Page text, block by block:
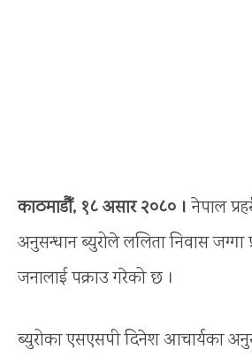
काठमाडौँ, १८ असार २०८० । नेपाल
अनुसन्धान ब्युरोले ललिता निवास जग्गा
जनालाई पक्राउ गरेको छ ।
ब्युरोका एसएसपी दिनेश आचार्यका